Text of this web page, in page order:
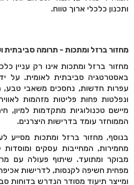
ותכנון כלכלי ארוך טווח.
מחזור ברזל ומתכות - תרומה סביבתית
מחזור ברזל ומתכות אינו רק עניין
באסטרטגיה סביבתית לאומית. על
עפרות חדשות, נחסכים משאבי טבע,
ונפלטות פחות פליטות מזהמות
מיישם טכנולוגיות מתקדמות למיון,
הממוחזר עומד בדרישות היצרנים.
בנוסף, מחזור ברזל ומתכות מסייע
מחמירות, המחייבות עסקים
מבוקר ומתועד. שיתוף פעולה עם
מפחית חשיפה לקנסות, לדרישות אכיפה
ומייצר תיעוד מסודר הנדרש בדוחות